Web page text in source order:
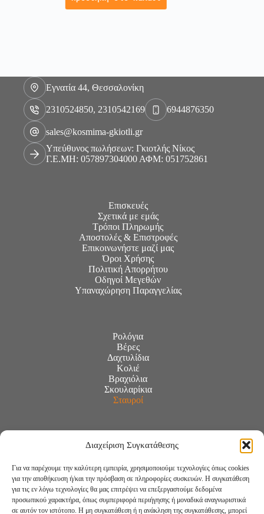
Διαχείριση Συγκατάθεσης
Για να παρέχουμε την καλύτερη εμπειρία, χρησιμοποιούμε τεχνολογίες όπως cookies
για την αποθήκευση ή/και την πρόσβαση σε πληροφορίες συσκευών. Η συγκατάθεση
για τις εν λόγω τεχνολογίες θα μας επιτρέψει να επεξεργαστούμε δεδομένα
προσωπικού χαρακτήρα, όπως συμπεριφορά περιήγησης ή μοναδικά αναγνωριστικά
σε αυτόν τον ιστότοπο. Η μη συγκατάθεση ή η ανάκληση της συγκατάθεσης, μπορεί
Εγνατία 44, Θεσσαλονίκη
2310524850, 2310542169 6944876350
sales@kosmima-gkiotli.gr
Υπεύθυνος πωλήσεων: Γκιοτλής Νίκος
Γ.Ε.ΜΗ: 057897304000 ΑΦΜ: 051752861
Επισκευές
Σχετικά με εμάς
Τρόποι Πληρωμής
Αποστολές & Επιστροφές
Επικοινωνήστε μαζί μας
Όροι Χρήσης
Πολιτική Απορρήτου
Οδηγοί Μεγεθών
Υπαναχώρηση Παραγγελίας
Ρολόγια
Βέρες
Δαχτυλίδια
Κολιέ
Βραχιόλια
Σκουλαρίκια
Σταυροί